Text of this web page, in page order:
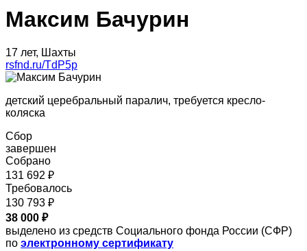
Максим Бачурин
17 лет, Шахты
rsfnd.ru/TdP5p
детский церебральный паралич, требуется кресло-
коляска
Сбор
завершен
Собрано
131 692 ₽
Требовалось
130 793 ₽
38 000 ₽
выделено из средств Социального фонда России (СФР)
по электронному сертификату